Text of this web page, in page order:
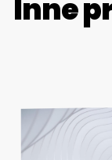
Inne